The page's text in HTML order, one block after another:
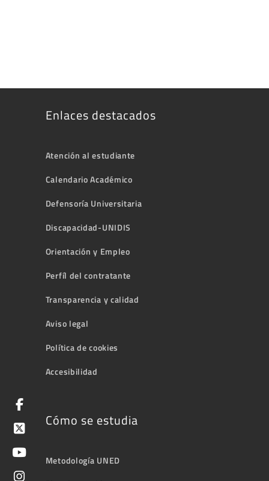
Enlaces destacados
Atención al estudiante
Calendario Académico
Defensoría Universitaria
Discapacidad-UNIDIS
Orientación y Empleo
Perfíl del contratante
Transparencia y calidad
Aviso legal
Política de cookies
Accesibilidad
Cómo se estudia
Metodología UNED